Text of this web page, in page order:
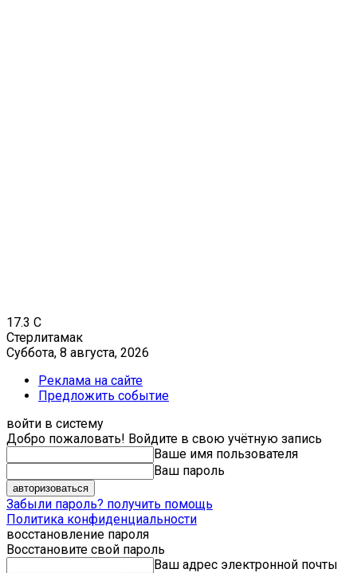
17.3 C
Стерлитамак
Суббота, 8 августа, 2026
Реклама на сайте
Предложить событие
войти в систему
Добро пожаловать! Войдите в свою учётную запись
Ваше имя пользователя
Ваш пароль
Забыли пароль? получить помощь
Политика конфиденциальности
восстановление пароля
Восстановите свой пароль
Ваш адрес электронной почты